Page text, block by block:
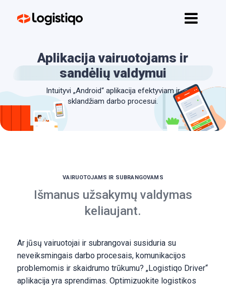
Pagrindinis
Kainos
Kontaktai
Pradėti
Aplikacija vairuotojams ir
sandėlių valdymui
Intuityvi „Android“ aplikacija efektyviam ir
sklandžiam darbo procesui.
VAIRUOTOJAMS IR SUBRANGOVAMS
Išmanus užsakymų valdymas
keliaujant.
Ar jūsų vairuotojai ir subrangovai susiduria su
neveiksmingais darbo procesais, komunikacijos
problemomis ir skaidrumo trūkumu? „Logistiqo Driver“
aplikacija yra sprendimas. Optimizuokite logistikos